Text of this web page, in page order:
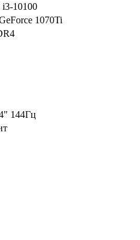
i3-10100
1070Ti
144Гц